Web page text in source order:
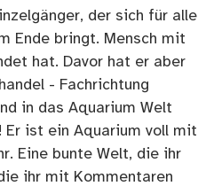
der sich für alle
Ende bringt. Mensch mit
hat. Davor hat er aber
- Fachrichtung
in das Aquarium Welt
Er ist ein Aquarium voll mit
Eine bunte Welt, die ihr
ihr mit Kommentaren